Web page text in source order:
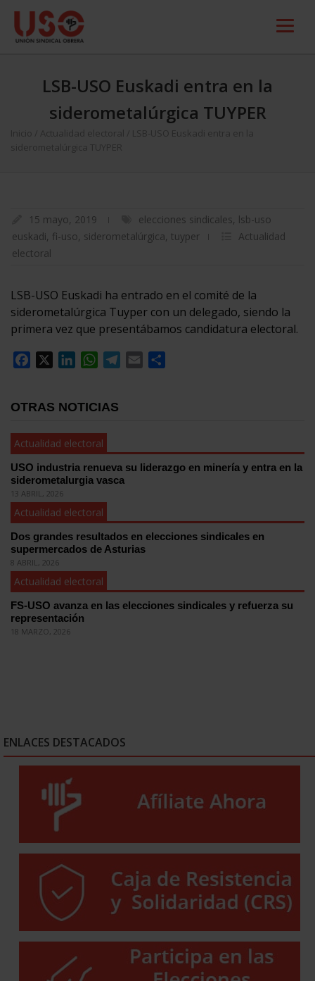
LSB-USO Euskadi entra en la
siderometalúrgica TUYPER
Inicio Actualidad electoral
LSB-USO Euskadi entra en la
siderometalúrgica TUYPER
15 mayo, 2019 elecciones sindicales, lsb-uso
euskadi, fi-uso, siderometalúrgica, tuyper
Actualidad
electoral
LSB-USO Euskadi ha entrado en el comité de la
siderometalúrgica Tuyper con un delegado, siendo la
primera vez que presentábamos candidatura electoral.
Facebook
LinkedInWhatsApp
Telegram
Email
OTRAS NOTICIAS
Actualidad electoral
USO industria renueva su liderazgo en minería y entra en la
siderometalurgia vasca
13 ABRIL, 2026
Actualidad electoral
Dos grandes resultados en elecciones sindicales en
supermercados de Asturias
8 ABRIL, 2026
Actualidad electoral
FS-USO avanza en las elecciones sindicales y refuerza su
representación
18 MARZO, 2026
ENLACES DESTACADOS